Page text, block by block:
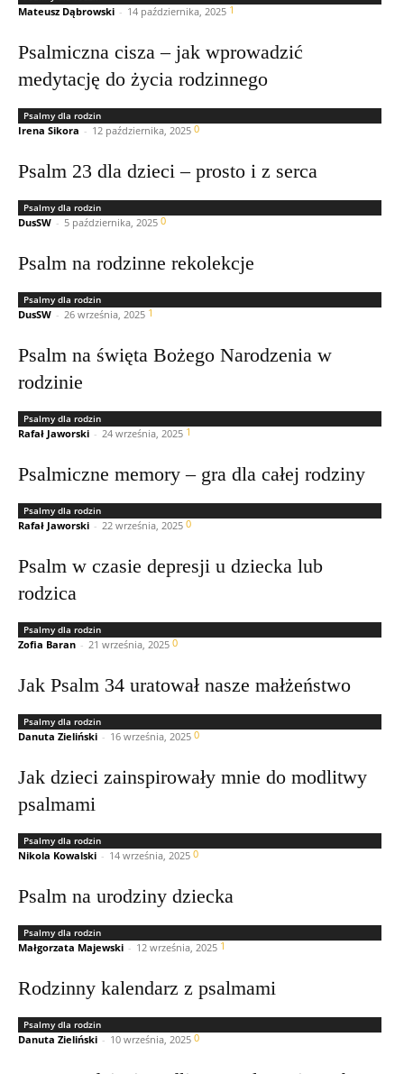
Mateusz Dąbrowski - 14 października, 2025 1
Psalmiczna cisza – jak wprowadzić
medytację do życia rodzinnego
Psalmy dla rodzin
Irena Sikora - 12 października, 2025 0
Psalm 23 dla dzieci – prosto i z serca
Psalmy dla rodzin
DusSW - 5 października, 2025 0
Psalm na rodzinne rekolekcje
Psalmy dla rodzin
DusSW - 26 września, 2025 1
Psalm na święta Bożego Narodzenia w
rodzinie
Psalmy dla rodzin
Rafał Jaworski - 24 września, 2025 1
Psalmiczne memory – gra dla całej rodziny
Psalmy dla rodzin
Rafał Jaworski - 22 września, 2025 0
Psalm w czasie depresji u dziecka lub
rodzica
Psalmy dla rodzin
Zofia Baran - 21 września, 2025 0
Jak Psalm 34 uratował nasze małżeństwo
Psalmy dla rodzin
Danuta Zieliński - 16 września, 2025 0
Jak dzieci zainspirowały mnie do modlitwy
psalmami
Psalmy dla rodzin
Nikola Kowalski - 14 września, 2025 0
Psalm na urodziny dziecka
Psalmy dla rodzin
Małgorzata Majewski - 12 września, 2025 1
Rodzinny kalendarz z psalmami
Psalmy dla rodzin
Danuta Zieliński - 10 września, 2025 0